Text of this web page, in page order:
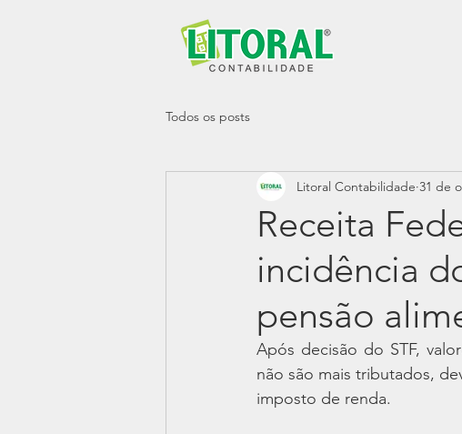
Todos os posts
Receita
incidência
pensão
Litoral Contabilidade 31 de
Após decisão do STF,
não são mais tributados,
imposto de renda.